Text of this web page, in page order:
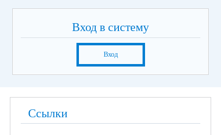
Вход в систему
Вход
Ссылки